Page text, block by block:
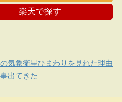
楽天で探す
気象衛星ひまわりを見れた理由
出てきた